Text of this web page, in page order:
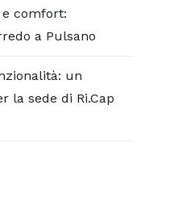
comfort:
a Pulsano
un
la sede di Ri.Cap